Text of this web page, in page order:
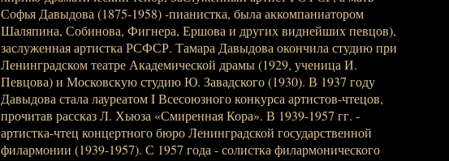
Софья Давыдова (1875-1958) -пианистка, была аккомпаниатором
Шаляпина, Собинова, Фигнера, Ершова и других виднейших певцов),
заслуженная артистка РСФСР. Тамара Давыдова окончила студию при
Ленинградском театре Академической драмы (1929, ученица И.
Певцова) и Московскую студию Ю. Завадского (1930). В 1937 году
Давыдова стала лауреатом I Всесоюзного конкурса артистов-чтецов,
прочитав рассказ Л. Хьюза «Смиренная Кора». В 1939-1957 гг. -
артистка-чтец концертного бюро Ленинградской государственной
филармонии (1939-1957). С 1957 года - солистка филармонического